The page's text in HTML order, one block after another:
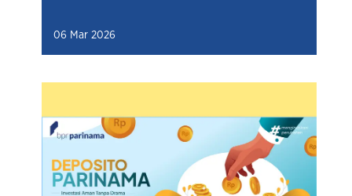
06 Mar 2026